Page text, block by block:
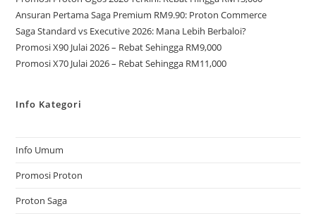
Ansuran Pertama Saga Premium RM9.90: Proton Commerce
Saga Standard vs Executive 2026: Mana Lebih Berbaloi?
Promosi X90 Julai 2026 – Rebat Sehingga RM9,000
Promosi X70 Julai 2026 – Rebat Sehingga RM11,000
Info Kategori
Info Umum
Promosi Proton
Proton Saga